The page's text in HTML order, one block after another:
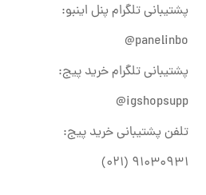
پشتیبانی تلگرام پنل اینبو:
panelinbo@
پشتیبانی تلگرام خرید پیج:
igshopsupp@
تلفن پشتیبانی خرید پیج:
۹۱۰۳۰۹۳۱ (۰۲۱)